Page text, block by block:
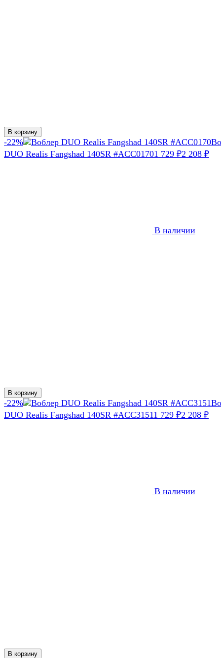
В корзину
-22%
DUO Realis Fangshad 140SR #ACC01701 729 ₽2 208 ₽
В наличии
В корзину
-22%
DUO Realis Fangshad 140SR #ACC31511 729 ₽2 208 ₽
В наличии
В корзину